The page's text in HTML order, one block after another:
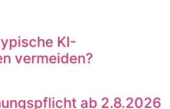
KI-
vermeiden?
ab 2.8.2026